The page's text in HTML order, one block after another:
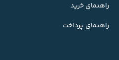
راهنمای خرید
راهنمای پرداخت